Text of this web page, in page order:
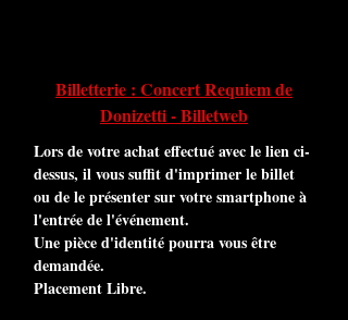
Billetterie : Concert Requiem de
Donizetti - Billetweb
Lors de votre achat effectué avec le lien ci-
dessus, il vous suffit d'imprimer le billet
ou de le présenter sur votre smartphone à
l'entrée de l'événement.
Une pièce d'identité pourra vous être
demandée.
Placement Libre.